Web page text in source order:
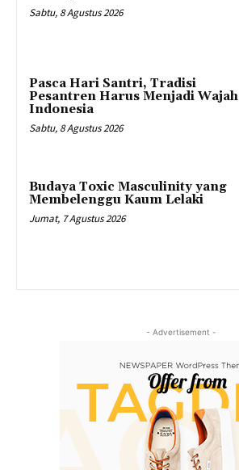
Sabtu, 8 Agustus 2026
Pasca Hari Santri, Tradisi
Pesantren Harus Menjadi Wajah
Indonesia
Sabtu, 8 Agustus 2026
Budaya Toxic Masculinity yang
Membelenggu Kaum Lelaki
Jumat, 7 Agustus 2026
- Advertisement -